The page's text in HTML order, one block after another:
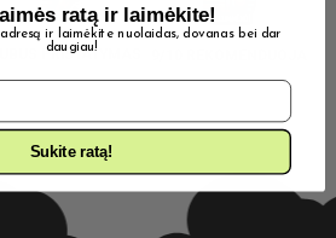
PRISTATYMAS
ratą ir laimėkite!
ir laimėkite nuolaidas, dovanas bei dar
daugiau!
Sukite ratą!